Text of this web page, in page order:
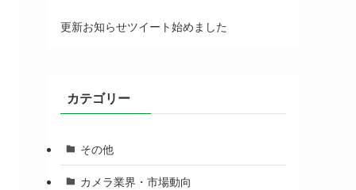
更新お知らせツイート始めました
カテゴリー
その他
カメラ業界・市場動向